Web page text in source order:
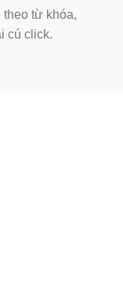
từ khóa,
cú click.